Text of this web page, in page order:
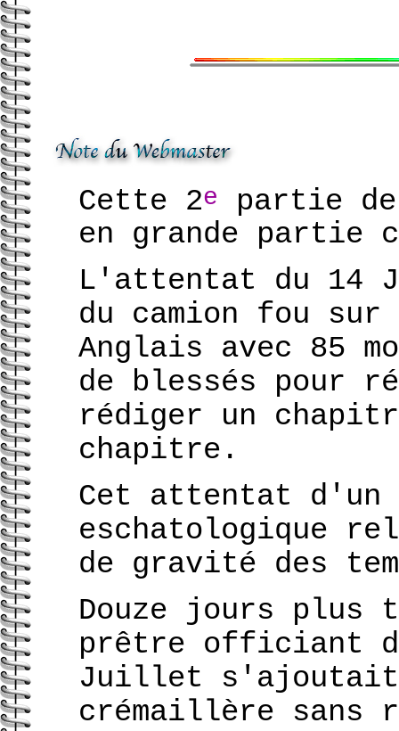
Cette 2e
partie
en grande partie
L'attentat du 14
du camion fou sur
Anglais avec 85
de blessés pour
rédiger un
chapitre.
Cet attentat
eschatologique
de gravité des
Douze jours plus
prêtre officiant
Juillet
crémaillère sans